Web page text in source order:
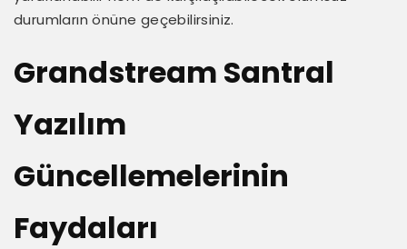
durumların önüne geçebilirsiniz.
Grandstream Santral
Yazılım
Güncellemelerinin
Faydaları